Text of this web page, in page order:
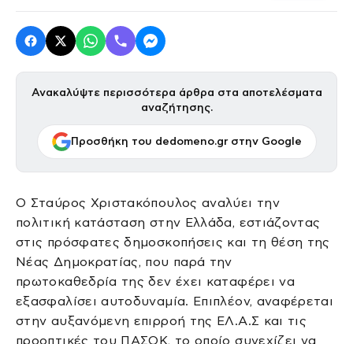
Ανακαλύψτε περισσότερα άρθρα στα αποτελέσματα
αναζήτησης.
Προσθήκη του dedomeno.gr στην Google
Ο Σταύρος Χριστακόπουλος αναλύει την
πολιτική κατάσταση στην Ελλάδα, εστιάζοντας
στις πρόσφατες δημοσκοπήσεις και τη θέση της
Νέας Δημοκρατίας, που παρά την
πρωτοκαθεδρία της δεν έχει καταφέρει να
εξασφαλίσει αυτοδυναμία. Επιπλέον, αναφέρεται
στην αυξανόμενη επιρροή της ΕΛ.Α.Σ και τις
προοπτικές του ΠΑΣΟΚ, το οποίο συνεχίζει να